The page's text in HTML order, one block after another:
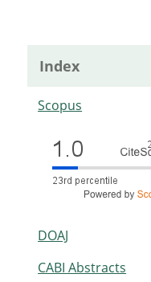
Index
Scopus
DOAJ
CABI Abstracts